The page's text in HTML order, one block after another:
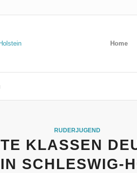
Home
RUDERJUGEND
KLASSEN
SCHLESWIG-